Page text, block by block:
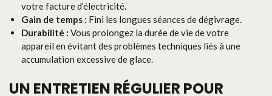
votre facture d’électricité.
Gain de temps : Fini les longues séances de dégivrage.
Durabilité : Vous prolongez la durée de vie de votre
appareil en évitant des problèmes techniques liés à une
accumulation excessive de glace.
UN ENTRETIEN RÉGULIER POUR